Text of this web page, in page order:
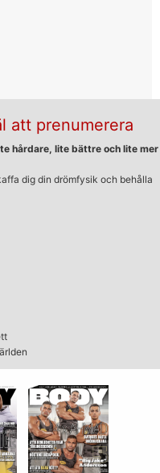
att prenumerera
hårdare, lite bättre och lite mer
dig din drömfysik och behålla